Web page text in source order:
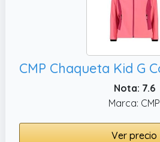
Nota: 7.6
Marca: CMP
Ver precio